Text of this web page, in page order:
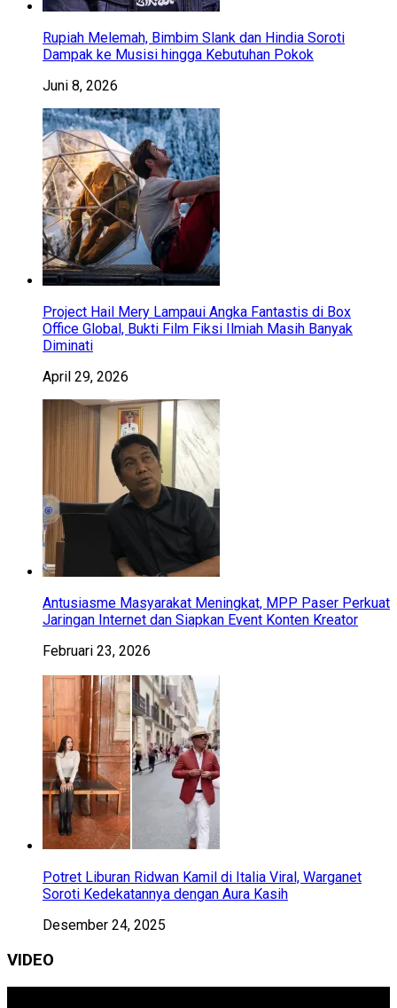
Rupiah Melemah, Bimbim Slank dan Hindia Soroti
Dampak ke Musisi hingga Kebutuhan Pokok
Juni 8, 2026
Project Hail Mery Lampaui Angka Fantastis di Box
Office Global, Bukti Film Fiksi Ilmiah Masih Banyak
Diminati
April 29, 2026
Antusiasme Masyarakat Meningkat, MPP Paser Perkuat
Jaringan Internet dan Siapkan Event Konten Kreator
Februari 23, 2026
Potret Liburan Ridwan Kamil di Italia Viral, Warganet
Soroti Kedekatannya dengan Aura Kasih
Desember 24, 2025
VIDEO